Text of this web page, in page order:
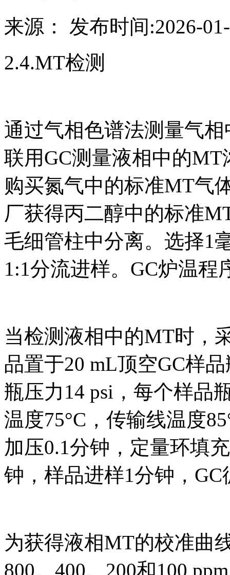
来源： 发布时间:2026-
2.4.MT检测
通过气相色谱法测量气
联用GC测量液相中的MT
购买氮气中的标准MT气
厂获得丙二醇中的标准
毛细管柱中分离。选择1
1:1分流进样。GC炉温程
当检测液相中的MT时，
品置于20 mL顶空GC样
瓶压力14 psi，每个样品
温度75°C，传输线温度
加压0.1分钟，定量环填
钟，样品进样1分钟，GC
为获得液相MT的校准曲
800、400、200和100